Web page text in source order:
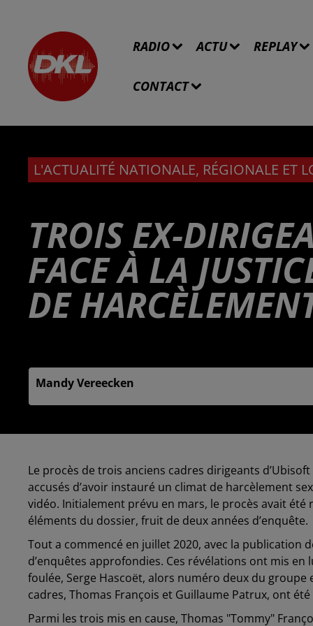
RADIO ACTU REPLAY
CONTACT
L'ACTUALITÉ NATIONALE, RÉGIONALE ET
TROIS EX-
FACE À LA
DE
Mandy Vereecken
Le procès de trois anciens cadres dirigeants
accusés d’avoir instauré un climat de harcèlement
vidéo. Initialement prévu en mars, le procès avait
éléments du dossier, fruit de deux années d’enquête.
Tout a commencé en juillet 2020, avec la publication
d’enquêtes approfondies. Ces révélations ont mis
foulée, Serge Hascoët, alors numéro deux du
cadres, Thomas François et Guillaume Patrux, ont
Parmi les trois mis en cause, Thomas "Tommy"